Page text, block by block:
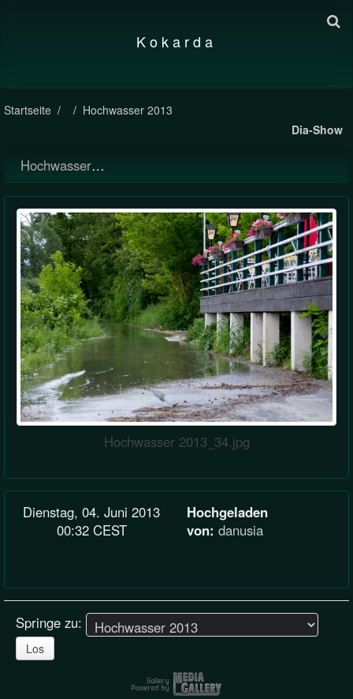
K o k a r d a
Startseite
Hochwasser 2013
Dia-Show
Hochwasser 2013
Hochwasser 2013_34.jpg
Dienstag, 04. Juni 2013
00:32 CEST
Hochgeladen
von: danusia
Springe zu:
Los